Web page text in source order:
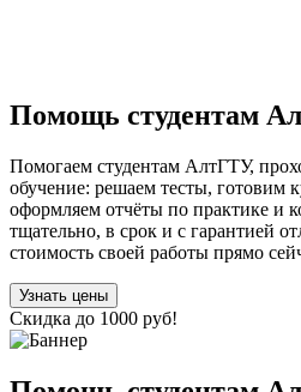
Помощь студентам
Помогаем студентам АлтГТУ,
обучение: решаем тесты, готовим
оформляем отчёты по практике и
тщательно, в срок и с гарантией
стоимость своей работы прямо
Узнать цены
Скидка до 1000 руб!